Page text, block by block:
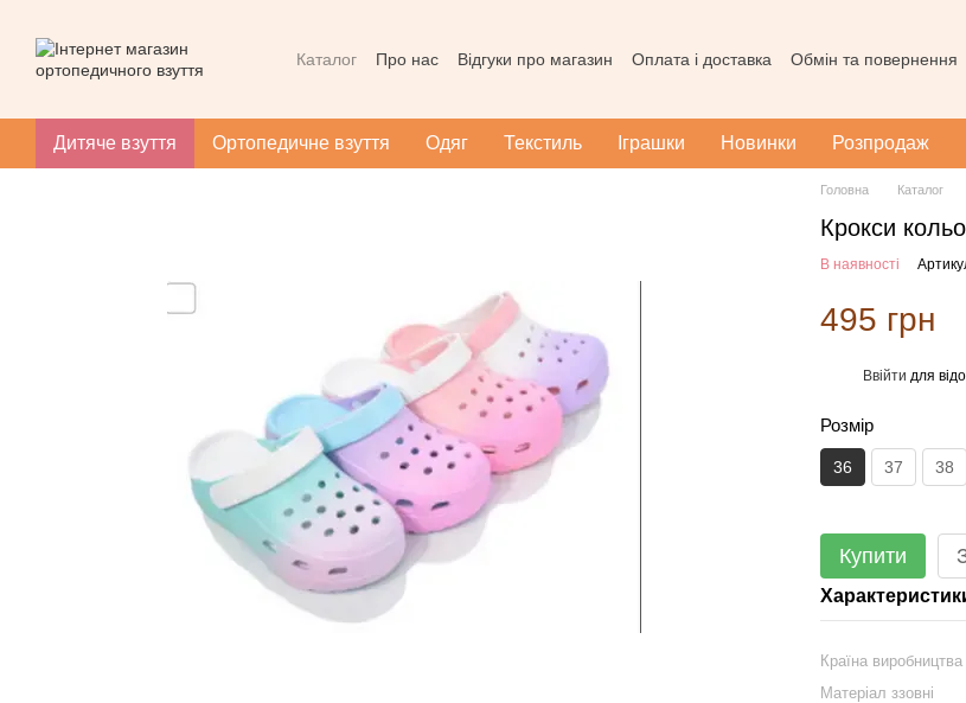
Каталог Про нас Відгуки про магазин Оплата і доставка Обмін та повернення
Дитяче взуття Ортопедичне взуття Одяг Текстиль Іграшки Новинки Розпродаж
Головна Каталог
Крокси
В наявності
495 грн
Ввійти для
Розмір
36 37 38
Купити
Країна виробництва
Матеріал ззовні